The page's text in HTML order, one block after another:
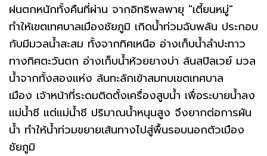
ฝนตกหนักทั้งคืนที่ผ่าน จากอิทธิพลพายุ "เตี้ยนหมู่"
ทำให้เขตเทศบาลเมืองชัยภูมิ เกิดน้ำท่วมฉับพลัน ประกอบ
กับมีมวลน้ำสะสม ทั้งจากทิศเหนือ อ่างเก็บน้ำลำปะทาว
ทางทิศตะวันตก อ่างเก็บน้ำห้วยยางบ่า ล้นสปิลเวย์ มวล
น้ำจากทั้งสองแห่ง ล้นทะลักเข้าสมทบเขตเทศบาล
เมือง เจ้าหน้าที่ระดมติดตั้งเครื่องสูบน้ำ เพื่อระบายน้ำลง
แม่น้ำชี แต่แม่น้ำชี ปริมาณน้ำหนุนสูง จึงยากต่อการผัน
น้ำ ทำให้น้ำท่วมขยายเส้นทางไปสู่พื้นรอบนอกตัวเมือง
ชัยภูมิ